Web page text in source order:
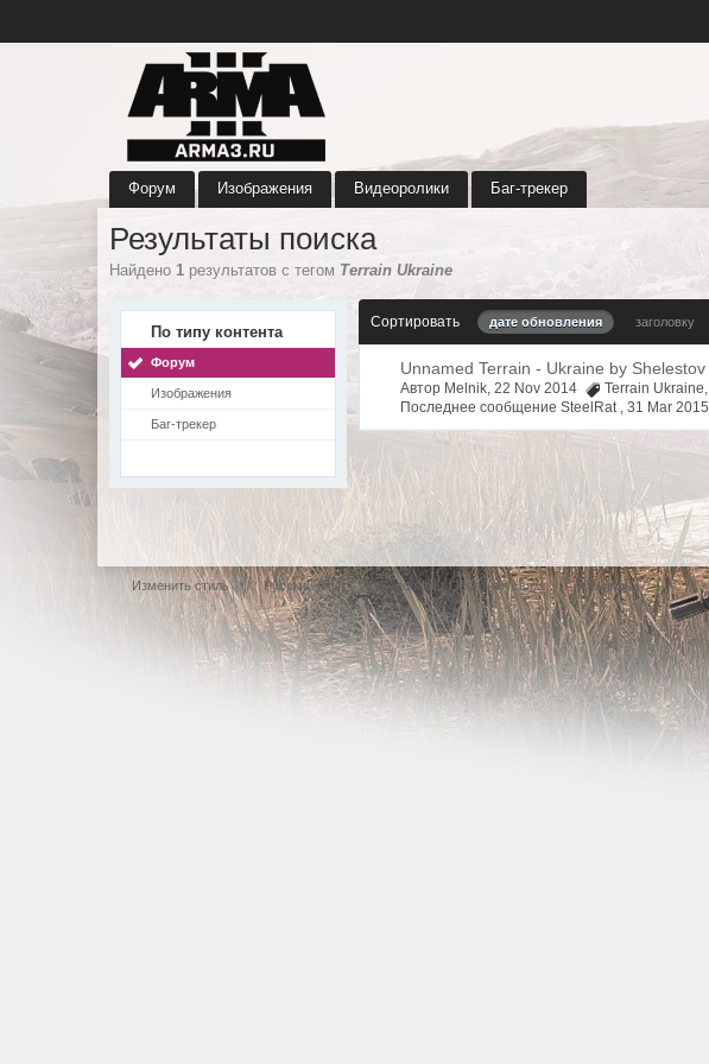
Форум Изображения Видеоролики Баг-трекер
Результаты поиска
Найдено 1 результатов с тегом Terrain Ukraine
По типу контента
Форум
Изображения
Баг-трекер
Сортировать дате обновления заголовку
Unnamed Terrain - Ukraine by Shelestov
Автор Melnik, 22 Nov 2014
Terrain Ukraine,
Последнее сообщение SteelRat , 31 Mar 2015
Изменить стиль Русский (RU) Feedback / Обратная связь Помощь